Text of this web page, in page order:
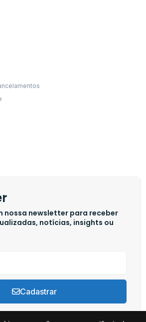
nossa newsletter para receber
notícias, insights ou
Cadastrar